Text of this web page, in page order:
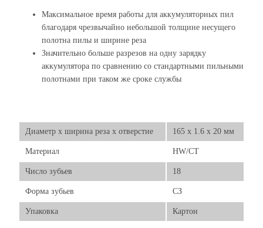
Максимальное время работы для аккумуляторных пил
благодаря чрезвычайно небольшой толщине несущего
полотна пилы и ширине реза
Значительно больше разрезов на одну зарядку
аккумулятора по сравнению со стандартными пильными
полотнами при таком же сроке службы
Диаметр х ширина реза х отверстие 165 x 1.6 x 20 мм
Материал HW/CT
Число зубьев 18
Форма зубьев СЗ
Упаковка Картон